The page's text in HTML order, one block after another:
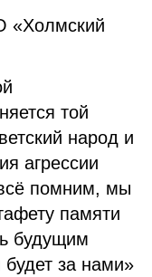
«Холмский
той
народ и
агрессии
помним, мы
памяти
будущим
за нами»